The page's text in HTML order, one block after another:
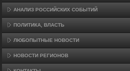
АНАЛИЗ РОССИЙСКИХ СОБЫТИЙ
ПОЛИТИКА, ВЛАСТЬ
ЛЮБОПЫТНЫЕ НОВОСТИ
НОВОСТИ РЕГИОНОВ